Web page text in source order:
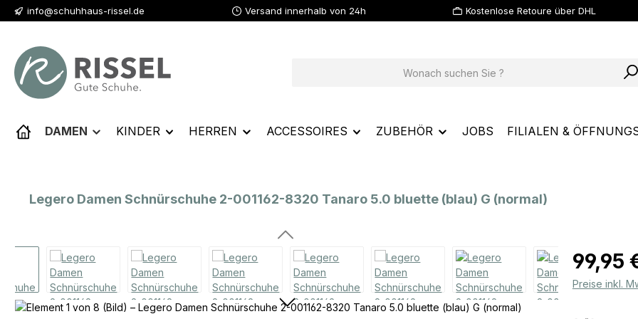
Hauptinhalt springen
Zur Suche springen
Zur Hauptnavigation springen
info@schuhhaus-rissel.de Versand innerhalb von 24h Kostenlose Retoure über DHL
DAMEN KINDER HERREN ACCESSOIRES ZUBEHÖR JOBS FILIALEN &
Legero Damen Schnürschuhe 2-001162-8320 Tanaro 5.0 bluette (blau) G (normal)
Bildergalerie überspringen Regulärer
99,95
Preise inkl.